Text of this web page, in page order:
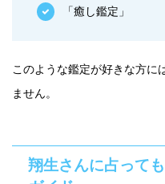
「癒し鑑定」
このような鑑定が好きな方に
ません。
翔生さんに占って